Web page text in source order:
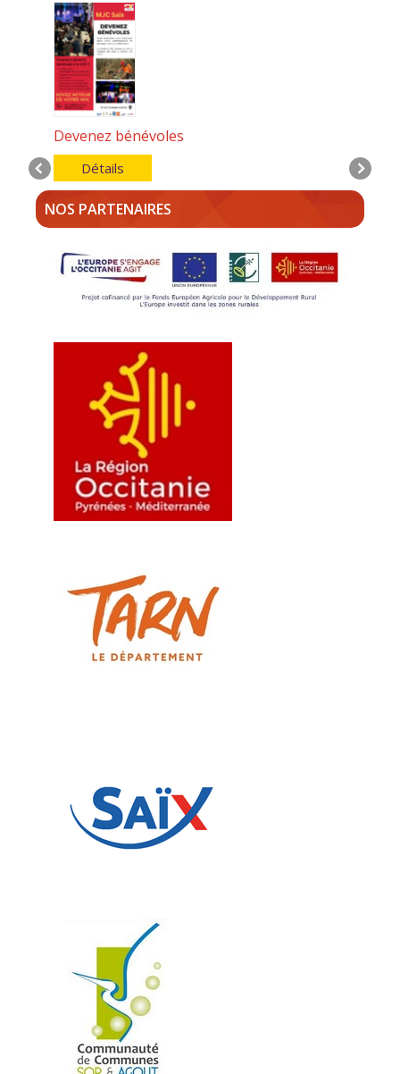
Devenez bénévoles
Détails
NOS PARTENAIRES